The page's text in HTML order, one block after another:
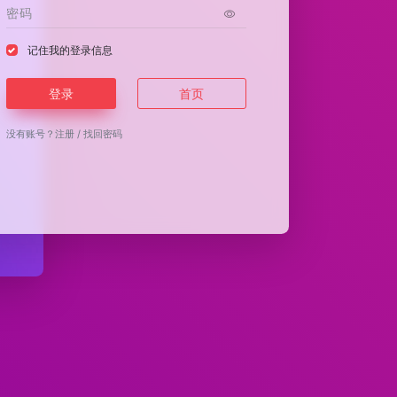
记住我的登录信息
登录 首页
没有账号？注册 /找回密码